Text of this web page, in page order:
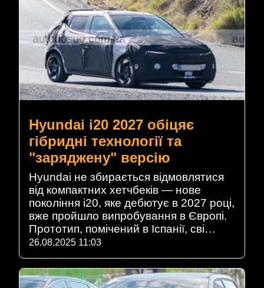
Hyundai i20 2027 обіцяє
гібридні технології та
"заряджену" версію
Hyundai не збирається відмовлятися
від компактних хетчбеків — нове
покоління i20, яке дебютує в 2027 році,
вже пройшло випробування в Європі.
Прототип, помічений в Іспанії, сві…
26.08.2025 11:03